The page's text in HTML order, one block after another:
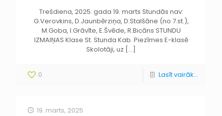
Trešdiena, 2025. gada 19. marts Stundās nav:
G.Verovkins, D.Jaunbērziņa, D.Stalšāne (no 7.st.),
M.Goba, I.Grāvīte, E.Švēde, R.Bicāns STUNDU
IZMAIŅAS Klase St. Stunda Kab. Piezīmes E-klasē
Skolotāji, uz […]
0 Lasīt vairāk...
19. marts, 2025